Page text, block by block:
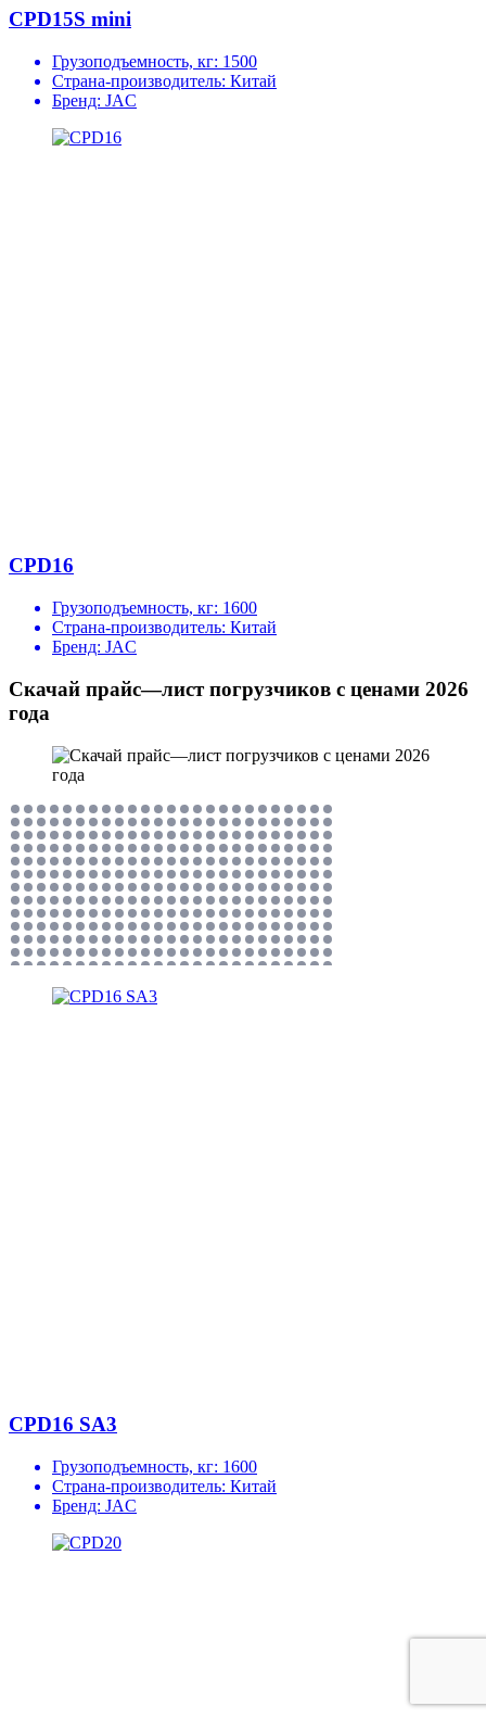
CPD15S mini
Грузоподъемность, кг: 1500
Страна-производитель: Китай
Бренд: JAC
CPD16
Грузоподъемность, кг: 1600
Страна-производитель: Китай
Бренд: JAC
Скачай прайс—лист погрузчиков с ценами 2026
года
CPD16 SA3
Грузоподъемность, кг: 1600
Страна-производитель: Китай
Бренд: JAC